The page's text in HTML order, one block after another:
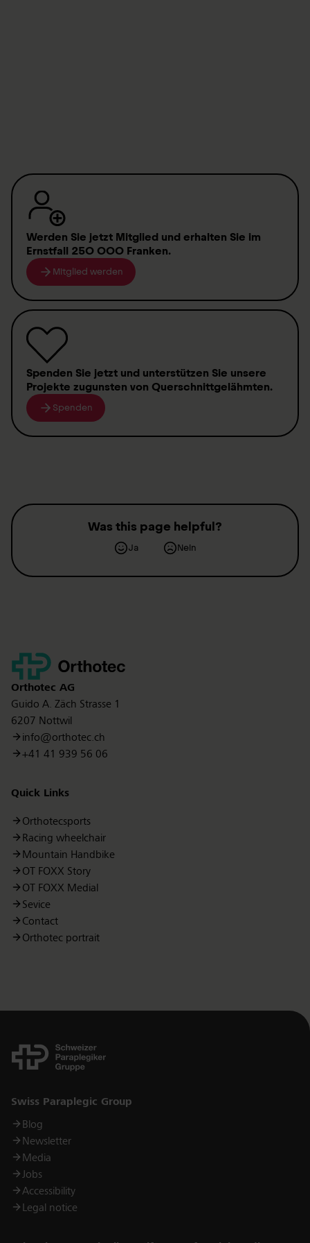
Werden Sie jetzt Mitglied und erhalten Sie im
Ernstfall 250 000 Franken.
Mitglied werden
Spenden Sie jetzt und unterstützen Sie unsere
Projekte zugunsten von Querschnittgelähmten.
Spenden
Was this page helpful?
Ja Nein
Kontakt
Orthotec AG
Guido A. Zäch Strasse 1
6207 Nottwil
info@orthotec.ch
+41 41 939 56 06
Quick Links
Orthotecsports
Racing wheelchair
Mountain Handbike
OT FOXX Story
OT FOXX Medial
Sevice
Contact
Orthotec portrait
Links
Swiss Paraplegic Group
Blog
Newsletter
Media
Jobs
Accessibility
Legal notice